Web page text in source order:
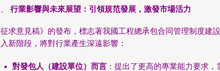
行業影響與未來展望：引領規范發展，激發市場活力
求意見稿》的發布，標志著我國工程總承包合同管理制度建設
新階段，將對行業產生深遠影響：
對發包人（建設單位）而言 ：提出了更高的專業能力要求，